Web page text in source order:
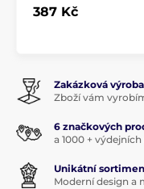
387 Kč
Zakázková výroba
Zboží vám
6 značkových
a 1000 +
Unikátní
Moderní design a